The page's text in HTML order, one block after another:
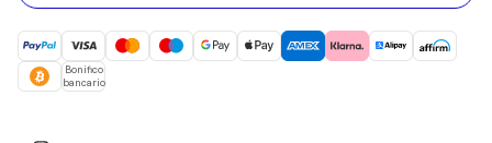
Bonifico
bancario